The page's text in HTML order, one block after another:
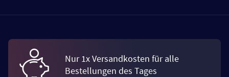
Nur 1x Versandkosten für alle
Bestellungen des Tages